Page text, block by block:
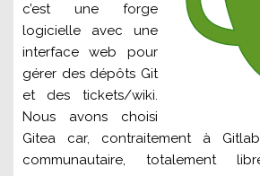
c’est une forge
logicielle avec une
interface web pour
gérer des dépôts Git
et des tickets/wiki.
Nous avons choisi
Gitea car, contraitement à
communautaire, totalement